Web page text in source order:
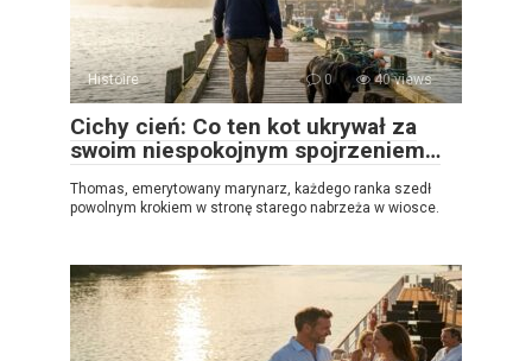
Histoire 0 40 views
Cichy cień: Co ten kot ukrywał za
swoim niespokojnym spojrzeniem…
Thomas, emerytowany marynarz, każdego ranka szedł
powolnym krokiem w stronę starego nabrzeża w wiosce.